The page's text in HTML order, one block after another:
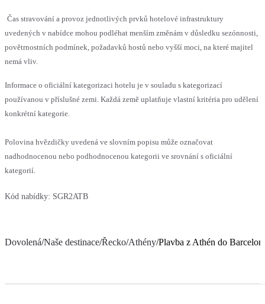
Čas stravování a provoz jednotlivých prvků hotelové infrastruktury
uvedených v nabídce mohou podléhat menším změnám v důsledku sezónnosti,
povětrnostních podmínek, požadavků hostů nebo vyšší moci, na které majitel
nemá vliv.
Informace o oficiální kategorizaci hotelu je v souladu s kategorizací
používanou v příslušné zemi. Každá země uplatňuje vlastní kritéria pro udělení
konkrétní kategorie.
Polovina hvězdičky uvedená ve slovním popisu může označovat
nadhodnocenou nebo podhodnocenou kategorii ve srovnání s oficiální
kategorií.
Kód nabídky: SGR2ATB
Dovolená/Naše destinace/Řecko/Athény/Plavba z Athén do